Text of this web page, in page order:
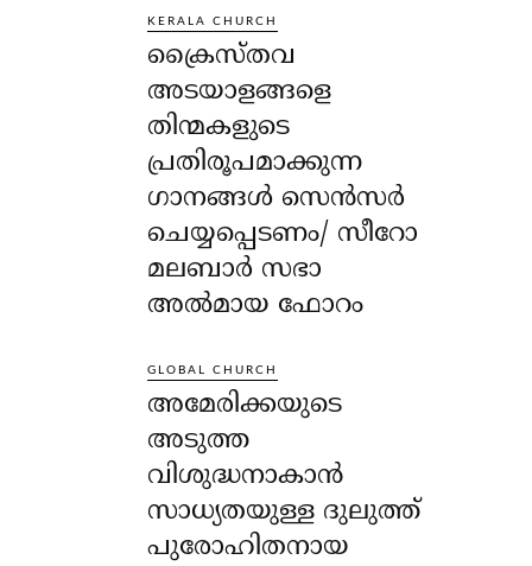
KERALA CHURCH
ക്രൈസ്തവ
അടയാളങ്ങളെ
തിന്മകളുടെ
പ്രതിരൂപമാക്കുന്ന
ഗാനങ്ങൾ സെൻസർ
ചെയ്യപ്പെടണം/ സീറോ
മലബാർ സഭാ
അൽമായ ഫോറം
GLOBAL CHURCH
അമേരിക്കയുടെ
അടുത്ത
വിശുദ്ധനാകാൻ
സാധ്യതയുള്ള ദുലുത്ത്
പുരോഹിതനായ